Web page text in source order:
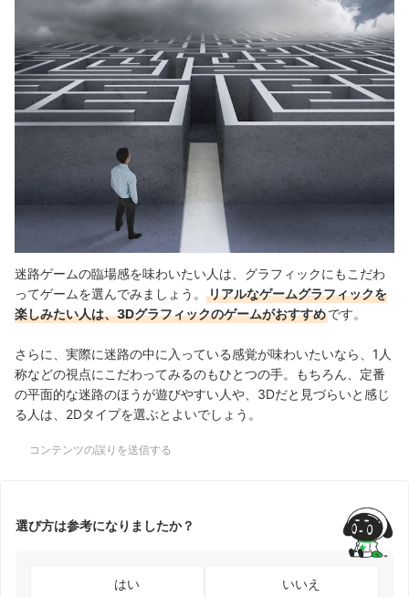
迷路ゲームの臨場感を味わいたい人は、グラフィックにもこだわ
ってゲームを選んでみましょう。
リアルなゲームグラフィックを
楽しみたい人は、3Dグラフィックのゲームがおすすめです。
さらに、実際に迷路の中に入っている感覚が味わいたいなら、1人
称などの視点にこだわってみるのもひとつの手。もちろん、定番
の平面的な迷路のほうが遊びやすい人や、3Dだと見づらいと感じ
る人は、2Dタイプを選ぶとよいでしょう。
コンテンツの誤りを送信する
選び方は参考になりましたか？
はい いいえ